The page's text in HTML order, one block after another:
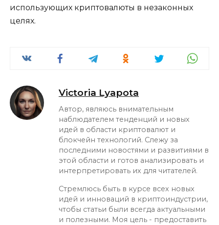
использующих криптовалюты в незаконных
целях.
Victoria Lyapota
Автор, являюсь внимательным
наблюдателем тенденций и новых
идей в области криптовалют и
блокчейн технологий. Слежу за
последними новостями и развитиями в
этой области и готов анализировать и
интерпретировать их для читателей.
Стремлюсь быть в курсе всех новых
идей и инноваций в криптоиндустрии,
чтобы статьи были всегда актуальными
и полезными. Моя цель - предоставить